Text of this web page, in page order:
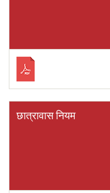
छात्रावास नियम